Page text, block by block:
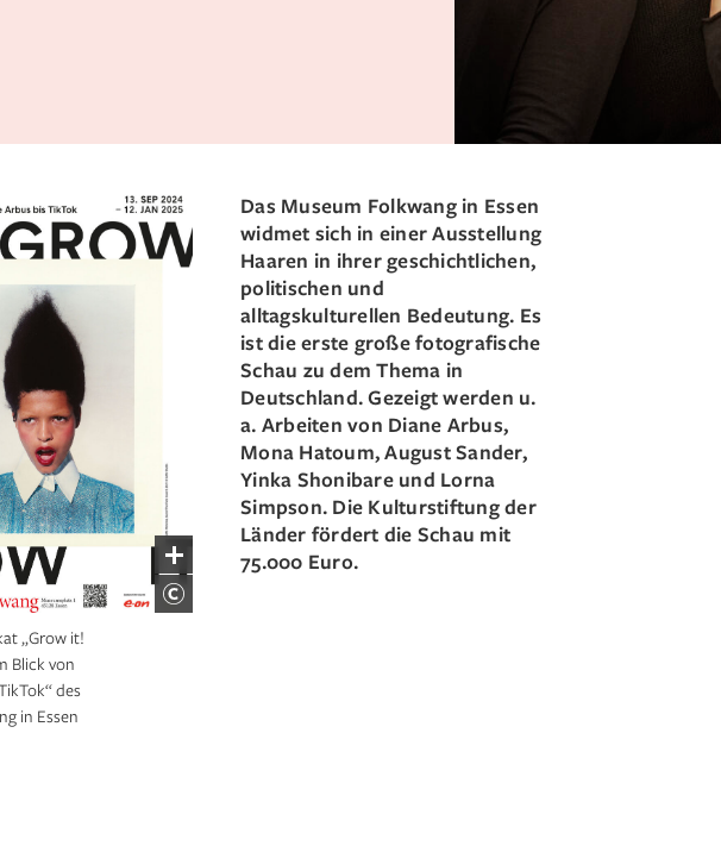
Das Museum Folkwang in Essen
widmet sich in einer Ausstellung
Haaren in ihrer geschichtlichen,
politischen und
alltagskulturellen Bedeutung. Es
ist die erste große fotografische
Schau zu dem Thema in
Deutschland. Gezeigt werden u.
a. Arbeiten von Diane Arbus,
Mona Hatoum, August Sander,
Yinka Shonibare und Lorna
Simpson. Die Kulturstiftung der
Länder fördert die Schau mit
75.000 Euro.
„Grow it!
Blick von
des
in Essen